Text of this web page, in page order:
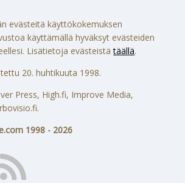
evästeitä käyttökokemuksen
käyttämällä hyväksyt evästeiden
Lisätietoja evästeistätäällä.
20. huhtikuuta 1998.
Press, High.fi, Improve Media,
1998 - 2026